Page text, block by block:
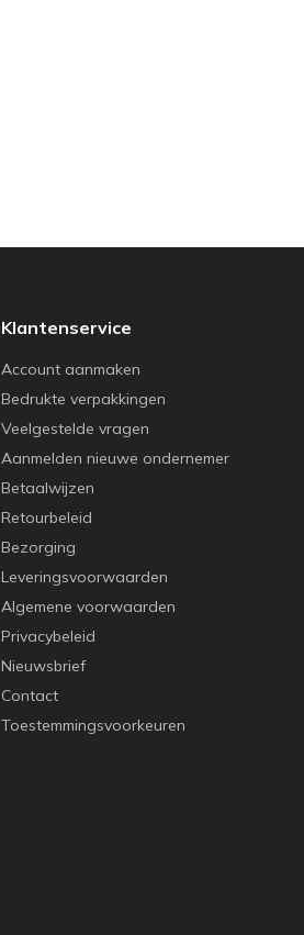
Klantenservice
Account aanmaken
Bedrukte verpakkingen
Veelgestelde vragen
Aanmelden nieuwe ondernemer
Betaalwijzen
Retourbeleid
Bezorging
Leveringsvoorwaarden
Algemene voorwaarden
Privacybeleid
Nieuwsbrief
Contact
Toestemmingsvoorkeuren